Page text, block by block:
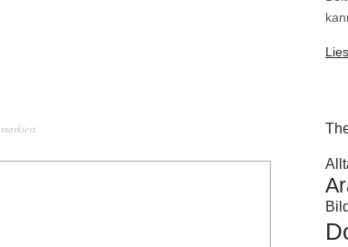
markiert